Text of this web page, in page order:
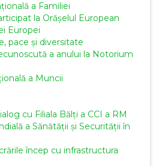
a Familiei
la Orășelul European
Europei
pace și diversitate
a anului la Notorium
a Muncii
cu Filiala Bălți a CCI a RM
a Sănătății și Securității în
încep cu infrastructura